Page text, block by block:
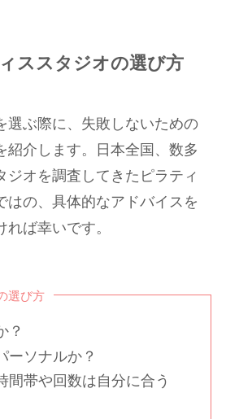
ススタジオの選び方
選ぶ際に、失敗しないための
紹介します。日本全国、数多
ジオを調査してきたピラティ
はの、具体的なアドバイスを
ば幸いです。
選び方
？
ーソナルか？
間帯や回数は自分に合う